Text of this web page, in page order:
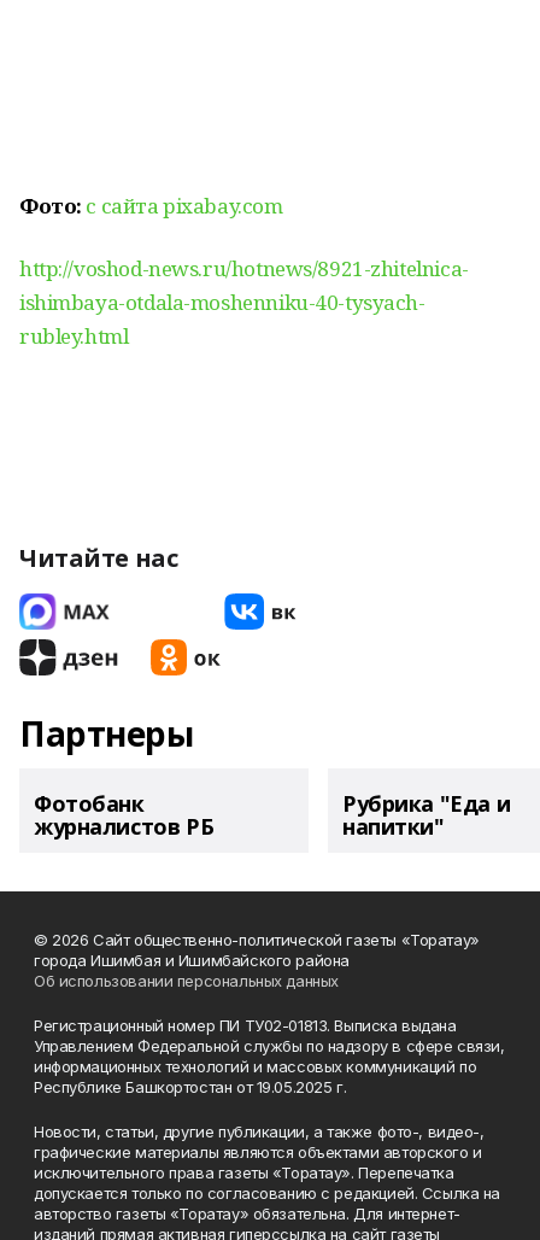
Фото: с сайта pixabay.com
http://voshod-news.ru/hotnews/8921-zhitelnica-
ishimbaya-otdala-moshenniku-40-tysyach-
rubley.html
Читайте нас
Партнеры
Фотобанк
журналистов РБ
Рубрика "Еда и
напитки"
© 2026 Сайт общественно-политической газеты «Торатау»
города Ишимбая и Ишимбайского района
Об использовании персональных данных
Регистрационный номер ПИ ТУ02-01813. Выписка выдана
Управлением Федеральной службы по надзору в сфере связи,
информационных технологий и массовых коммуникаций по
Республике Башкортостан от 19.05.2025 г.
Новости, статьи, другие публикации, а также фото-, видео-,
графические материалы являются объектами авторского и
исключительного права газеты «Торатау». Перепечатка
допускается только по согласованию с редакцией. Ссылка на
авторство газеты «Торатау» обязательна. Для интернет-
изданий прямая активная гиперссылка на сайт газеты